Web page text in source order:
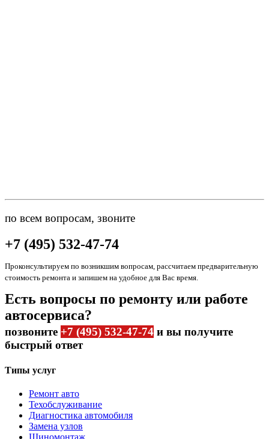
по всем вопросам, звоните
+7 (495) 532-47-74
Проконсультируем по возникшим вопросам, рассчитаем предварительную
стоимость ремонта и запишем на удобное для Вас время.
Есть вопросы по ремонту или работе
автосервиса?
позвоните +7 (495) 532-47-74 и вы получите
быстрый ответ
Типы услуг
Ремонт авто
Техобслуживание
Диагностика автомобиля
Замена узлов
Шиномонтаж